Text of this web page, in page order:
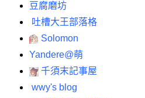
豆腐磨坊
吐槽大王部落格
Solomon
Yandere@萌
千須末記事屋
wwy's blog